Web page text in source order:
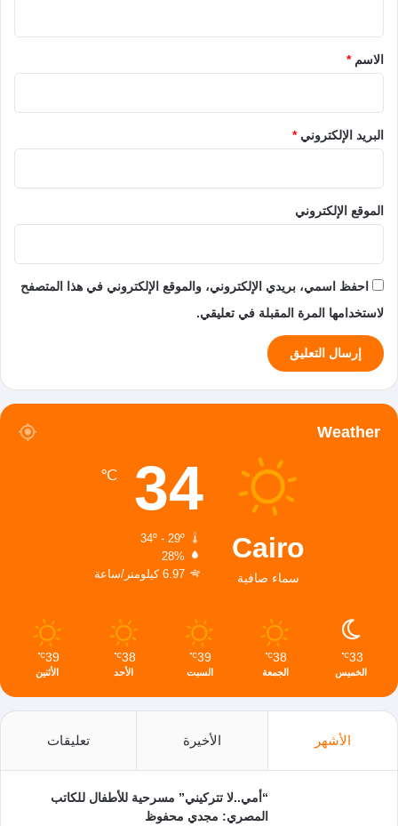
*الاسم*
البريد الإلكتروني*
الموقع الإلكتروني
احفظ اسمي، بريدي الإلكتروني، والموقع الإلكتروني في هذا المتصفح
لاستخدامها المرة المقبلة في تعليقي.
Weather
Cairo
سماء صافية
34
℃
34º - 29º
28%
6.97 كيلومتر/ساعة
33
℃
الخميس
38
℃
الجمعة
39
℃
السبت
38
℃
الأحد
39
℃
الأثنين
الأشهر الأخيرة تعليقات
“أمي..لا تتركيني” مسرحية للأطفال للكاتب
المصري: مجدي محفوظ